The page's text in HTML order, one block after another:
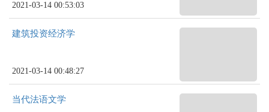
2021-03-14 00:53:03
建筑投资经济学
2021-03-14 00:48:27
当代法语文学